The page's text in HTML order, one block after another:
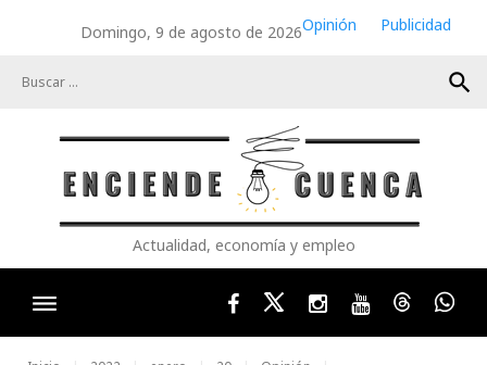
Domingo, 9 de agosto de 2026Opinión
Publicidad
search
Actualidad, economía y empleo
FacebookTwitterInstagram
YoutubeThreads